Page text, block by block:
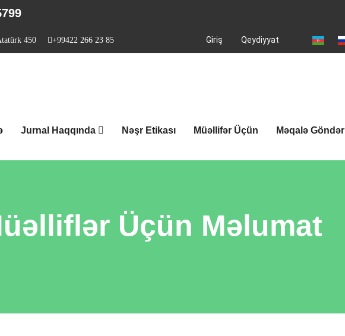
450 +99422 266 23 85 Giriş Qeydiyyat
Jurnal Haqqında Nəşr Etikası Müəllifər Üçün Məqalə Göndər
Üçün Məlumat